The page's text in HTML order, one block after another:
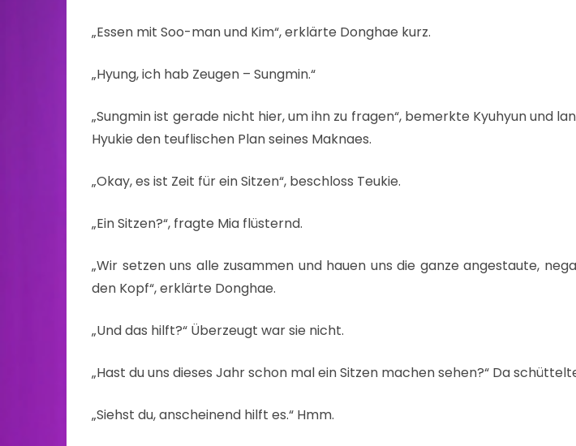
„Essen mit Soo-man und Kim“, erklärte Donghae kurz.
„Hyung, ich hab Zeugen – Sungmin.“
„Sungmin ist gerade nicht hier, um ihn zu fragen“, bemerkte Kyuhyun und
Hyukie den teuflischen Plan seines Maknaes.
„Okay, es ist Zeit für ein Sitzen“, beschloss Teukie.
„Ein Sitzen?“, fragte Mia flüsternd.
„Wir setzen uns alle zusammen und hauen uns die ganze angestaute,
den Kopf“, erklärte Donghae.
„Und das hilft?“ Überzeugt war sie nicht.
„Hast du uns dieses Jahr schon mal ein Sitzen machen sehen?“ Da
„Siehst du, anscheinend hilft es.“ Hmm.